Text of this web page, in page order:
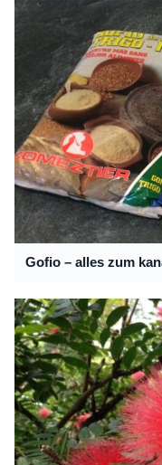
Gofio – alles zum